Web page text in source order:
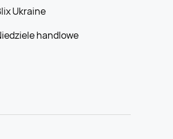
Ukraine
handlowe